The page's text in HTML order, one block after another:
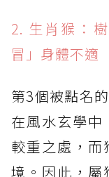
2. 生肖猴：
冒」身體不適
第3個被點名
在風水玄學中
較重之處，而
境。因此，屬